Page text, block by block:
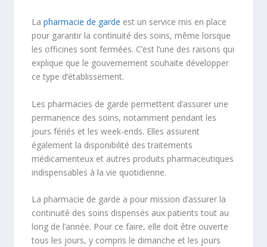
Lapharmacie de garde est un service mis en place
pour garantir la continuité des soins, même lorsque
les officines sont fermées. C’est l’une des raisons qui
explique que le gouvernement souhaite développer
ce type d’établissement.
Les pharmacies de garde permettent d’assurer une
permanence des soins, notamment pendant les
jours fériés et les week-ends. Elles assurent
également la disponibilité des traitements
médicamenteux et autres produits pharmaceutiques
indispensables à la vie quotidienne.
La pharmacie de garde a pour mission d’assurer la
continuité des soins dispensés aux patients tout au
long de l’année. Pour ce faire, elle doit être ouverte
tous les jours, y compris le dimanche et les jours